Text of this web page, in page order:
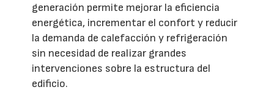
generación permite mejorar la eficiencia
energética, incrementar el confort y reducir
la demanda de calefacción y refrigeración
sin necesidad de realizar grandes
intervenciones sobre la estructura del
edificio.